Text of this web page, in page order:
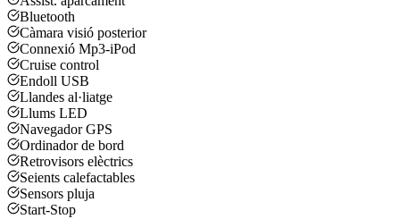
Bluetooth
Càmara visió posterior
Connexió Mp3-iPod
Cruise control
Endoll USB
Llandes al·liatge
Llums LED
Navegador GPS
Ordinador de bord
Retrovisors elèctrics
Seients calefactables
Sensors pluja
Start-Stop